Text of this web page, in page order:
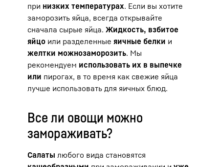
при низких температурах. Если вы хотите
заморозить яйца, всегда открывайте
сначала сырые яйца. Жидкость, взбитое
яйцо или разделенные яичные белки и
желтки можнозаморозить. Мы
рекомендуем использовать их в выпечке
или пирогах, в то время как свежие яйца
лучше использовать для яичных блюд.
Все ли овощи можно
замораживать?
Салаты любого вида становятся